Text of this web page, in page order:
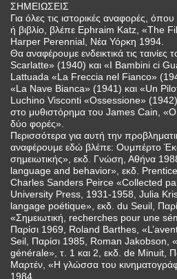
ΣΗΜΕΙΩΣΕΙΣ
Για όλες τις ιστορικές αναφορές,
ή βιβλίο, βλέπε Ephraim Katz, «The
Harper Perennial, Νέα Υόρκη 1994.
Θα αναφέρουμε ενδεικτικά τις
Scarlatte» (1940) και «I Bambini ci
Lattuada «La Freccia nel Fianco»
«La Nave Bianca» (1941) και «Un
Luchino Visconti «Ossessione»
στο μυθιστόρημα του James Cain,
δύο φορές».
Περισσότερα για αυτή την
αναφέρουμε εδώ βλέπε: Ουμπέρτο
σημειωτικής», εκδ. Γνώση, Αθήνα
language and behavior», εκδ.
Charles Sanders Peirce «Collected
University Press, 1931-1958, Julia
langage poétique», εκδ. du Seuil,
«Σημειωτική, recherches pour une
Παρίσι 1969, Roland Barthes,
Seil, Παρίσι 1985, Roman Jakobson,
générale», τ. 1 και 2, εκδ. de Minuit,
Μαρτέν, «Η γλώσσα του
1984.